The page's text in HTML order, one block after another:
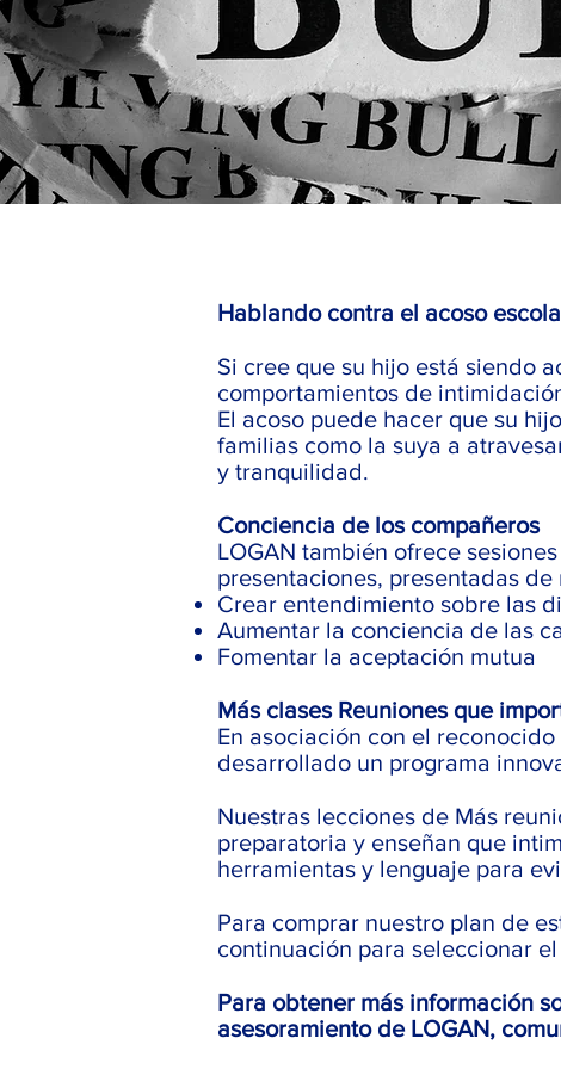
Hablando contra el acoso
Si cree que su hijo está siendo
comportamientos de
El acoso puede hacer que su
familias como la suya a
y tranquilidad.
Conciencia de los compañeros
LOGAN también ofrece
presentaciones, presentadas
Crear entendimiento sobre las
Aumentar la conciencia de las
Fomentar la aceptación mutua
Más clases Reuniones que
En asociación con el
desarrollado un programa
Nuestras lecciones de Más
preparatoria y enseñan que
herramientas y lenguaje para
Para comprar nuestro plan de
continuación para seleccionar
Para obtener más información
asesoramiento de LOGAN,